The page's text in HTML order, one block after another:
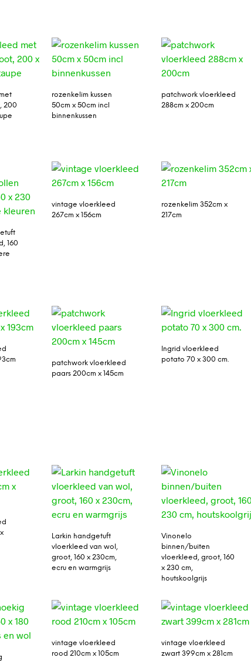
200
rozenkelim kussen
50cm x 50cm incl
binnenkussen
patchwork vloerkleed
288cm x 200cm
160
vintage vloerkleed
267cm x 156cm
rozenkelim 352cm x
217cm
patchwork vloerkleed
paars 200cm x 145cm
Ingrid vloerkleed
potato 70 x 300 cm.
Larkin handgetuft
vloerkleed van wol,
groot, 160 x 230cm,
ecru en warmgrijs
Vinonelo
binnen/buiten
vloerkleed, groot, 160
x 230 cm,
houtskoolgrijs
vintage vloerkleed
rood 210cm x 105cm
vintage vloerkleed
zwart 399cm x 281cm